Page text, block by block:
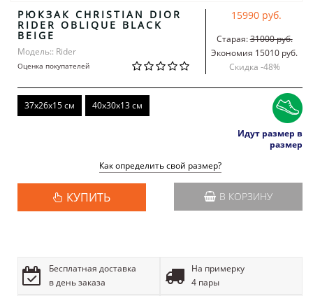
РЮКЗАК CHRISTIAN DIOR
RIDER OBLIQUE BLACK
BEIGE
Модель:: Rider
Оценка покупателей
15990 руб.
Старая:31000 руб.
Экономия 15010 руб.
Скидка -48%
37x26x15 см 40x30x13 см
Идут размер в
размер
Как определить свой размер?
КУПИТЬ В КОРЗИНУ
Бесплатная доставка
в день заказа
На примерку
4 пары